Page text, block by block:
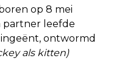
op 8 mei
partner leefde
ontwormd
als kitten)